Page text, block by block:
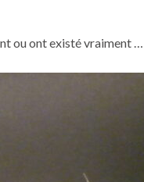
ou ont existé vraiment …